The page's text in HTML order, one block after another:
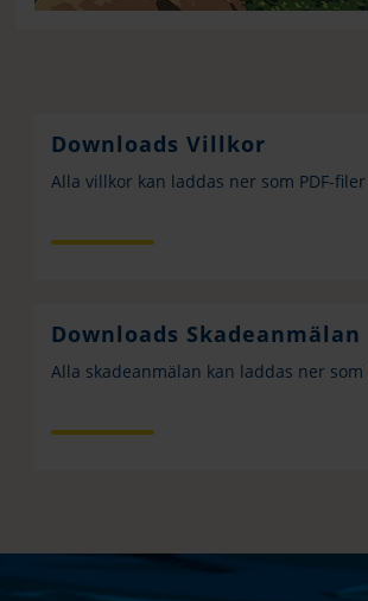
Downloads Villkor
Alla villkor kan laddas ner som PDF-
Downloads Skadeanmälan
Alla skadeanmälan kan laddas ner som